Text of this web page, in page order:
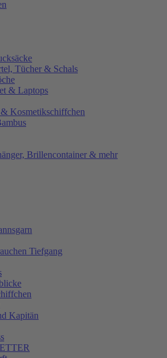
Tücher & Schals
& Laptops
Kosmetikschiffchen
Brillencontainer & mehr
Tiefgang
Kapitän